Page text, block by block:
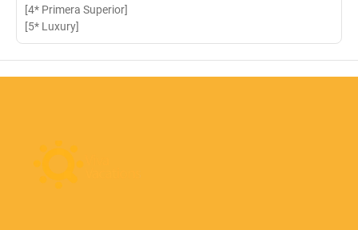
[4* Primera Superior]
[5* Luxury]